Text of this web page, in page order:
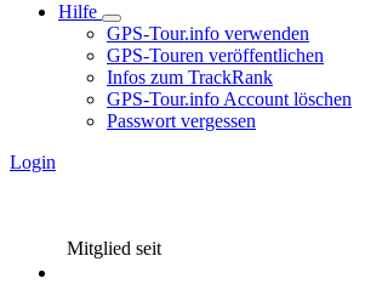
Hilfe
GPS-Tour.info verwenden
GPS-Touren veröffentlichen
Infos zum TrackRank
GPS-Tour.info Account löschen
Passwort vergessen
Login
Mitglied seit